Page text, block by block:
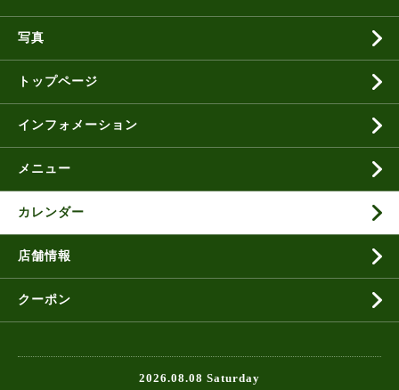
写真
トップページ
インフォメーション
メニュー
カレンダー
店舗情報
クーポン
2026.08.08 Saturday